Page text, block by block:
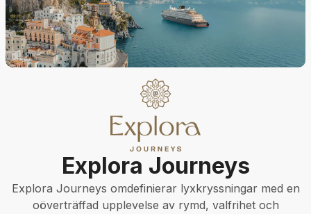
Explora Journeys
Explora Journeys omdefinierar lyxkryssningar med en
oöverträffad upplevelse av rymd, valfrihet och